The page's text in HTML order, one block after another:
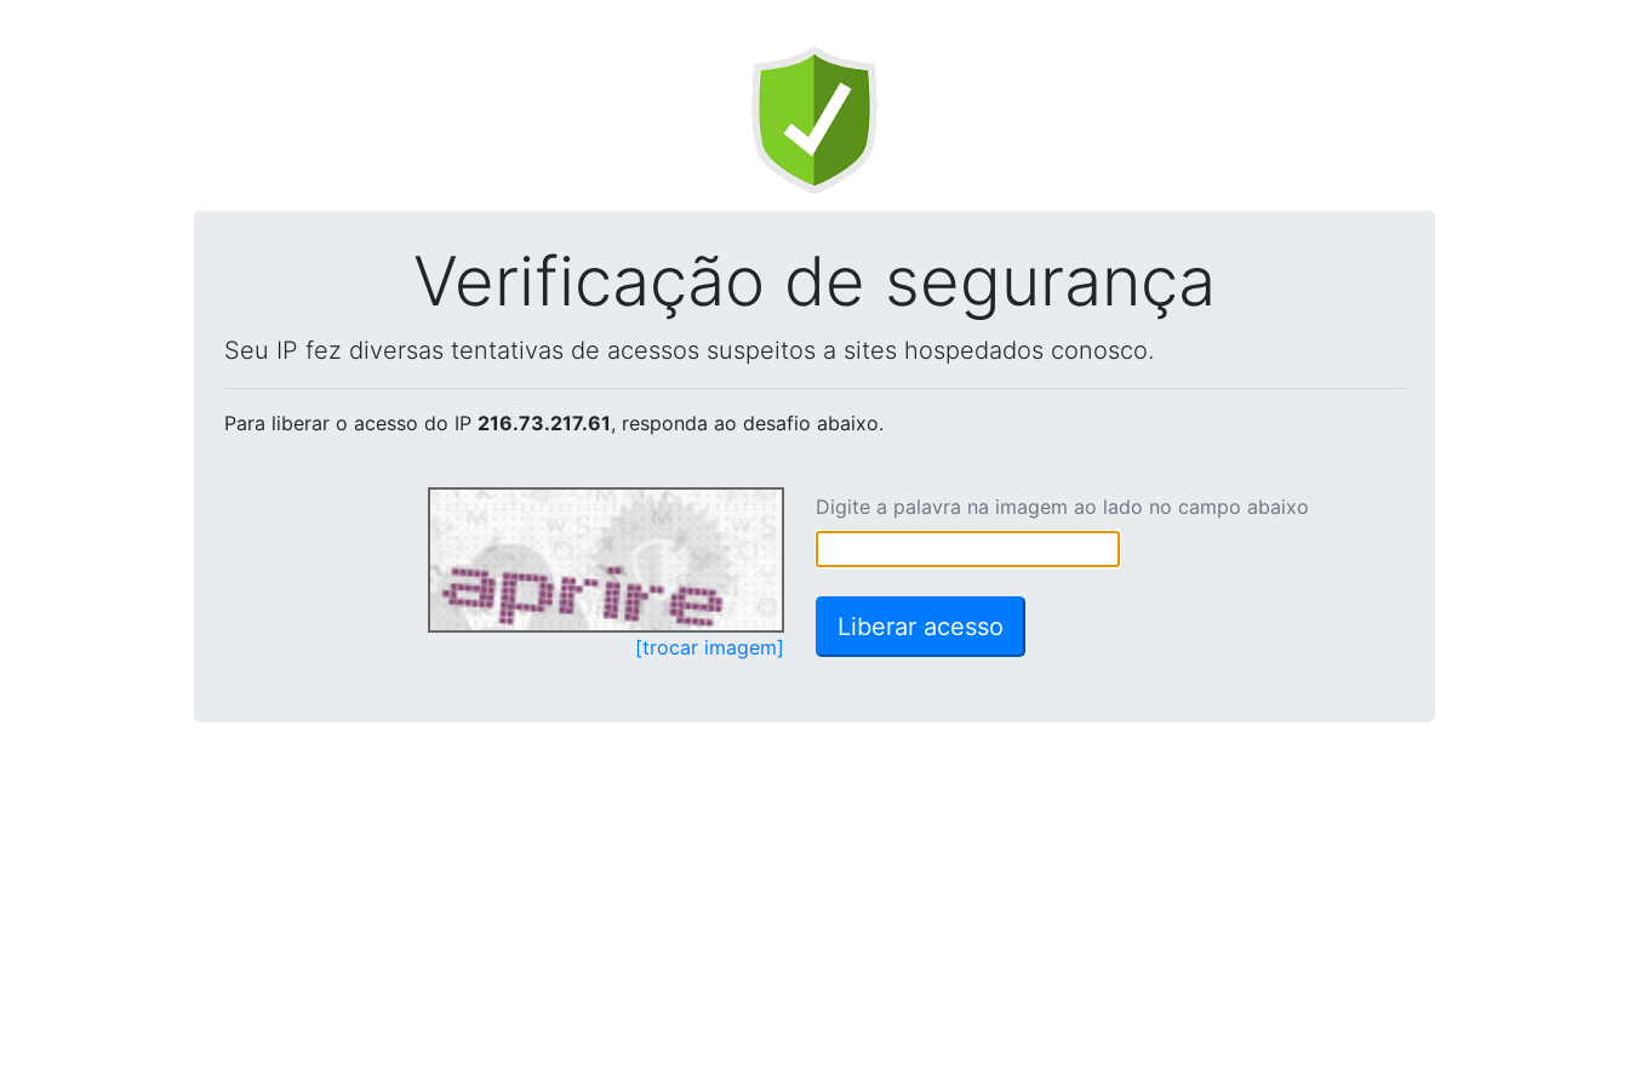
Verificação de segurança
Seu IP fez diversas tentativas de acessos suspeitos a sites hospedados conosco.
Para liberar o acesso do IP 216.73.217.61, responda ao desafio abaixo.
[trocar imagem]
Digite a palavra na imagem ao lado no campo abaixo